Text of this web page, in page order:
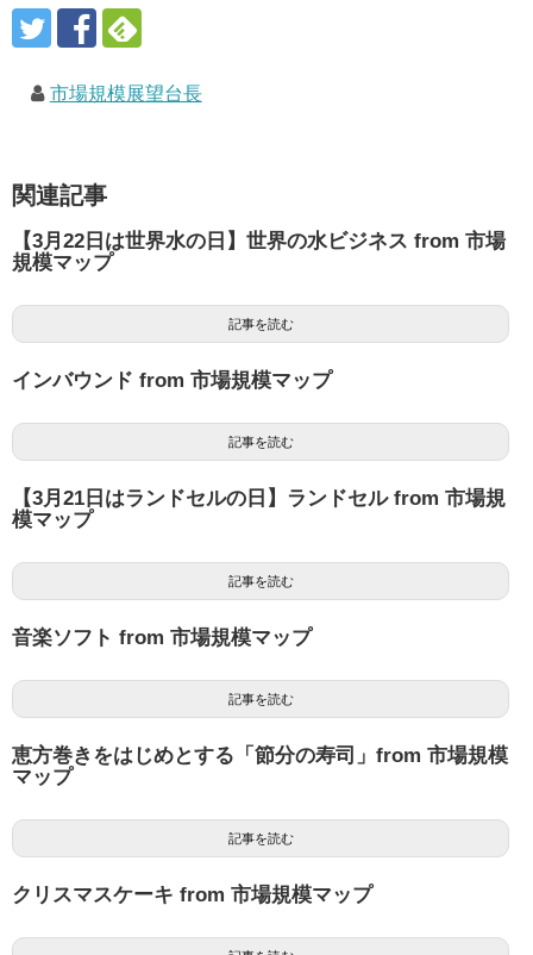
市場規模展望台長
関連記事
【3月22日は世界水の日】世界の水ビジネス from 市場
規模マップ
記事を読む
インバウンド from 市場規模マップ
記事を読む
【3月21日はランドセルの日】ランドセル from 市場規
模マップ
記事を読む
音楽ソフト from 市場規模マップ
記事を読む
恵方巻きをはじめとする「節分の寿司」from 市場規模
マップ
記事を読む
クリスマスケーキ from 市場規模マップ